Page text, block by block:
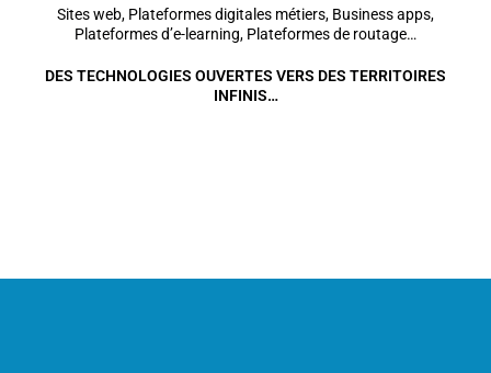
Sites web, Plateformes digitales métiers, Business apps,
Plateformes d’e-learning, Plateformes de routage…
DES TECHNOLOGIES OUVERTES VERS DES TERRITOIRES
INFINIS…